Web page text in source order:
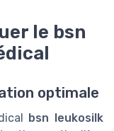
le bsn
optimale
bsn leukosilk